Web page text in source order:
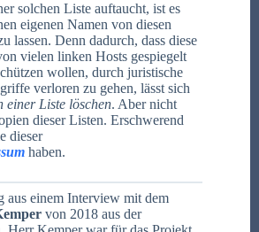
solchen Liste auftaucht, ist es
eigenen Namen von diesen
lassen. Denn dadurch, dass diese
vielen linken Hosts gespiegelt
wollen, durch juristische
verloren zu gehen, lässt sich
einer Liste löschen. Aber nicht
dieser Listen. Erschwerend
dieser
haben.
aus einem Interview mit dem
von 2018 aus der